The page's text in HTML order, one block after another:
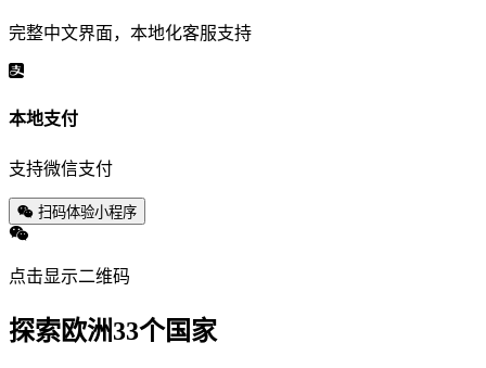
完整中文界面，本地化客服支持
本地支付
支持微信支付
扫码体验小程序
点击显示二维码
探索欧洲33个国家